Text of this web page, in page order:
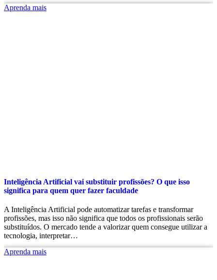
Aprenda mais
Inteligência Artificial vai substituir profissões? O que isso
significa para quem quer fazer faculdade
A Inteligência Artificial pode automatizar tarefas e transformar
profissões, mas isso não significa que todos os profissionais serão
substituídos. O mercado tende a valorizar quem consegue utilizar a
tecnologia, interpretar…
Aprenda mais